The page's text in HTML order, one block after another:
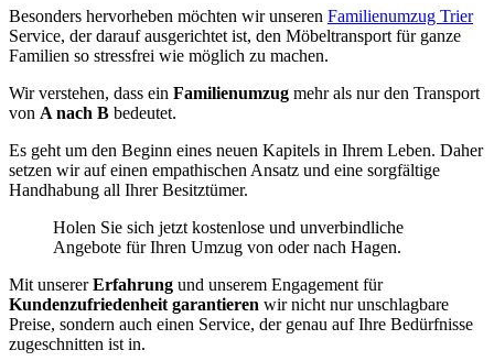
Besonders hervorheben möchten wir unseren Familienumzug Trier
Service, der darauf ausgerichtet ist, den Möbeltransport für ganze
Familien so stressfrei wie möglich zu machen.
Wir verstehen, dass ein Familienumzug mehr als nur den Transport
von A nach B bedeutet.
Es geht um den Beginn eines neuen Kapitels in Ihrem Leben. Daher
setzen wir auf einen empathischen Ansatz und eine sorgfältige
Handhabung all Ihrer Besitztümer.
Holen Sie sich jetzt kostenlose und unverbindliche
Angebote für Ihren Umzug von oder nach Hagen.
Mit unsererErfahrung und unserem Engagement für
Kundenzufriedenheit garantieren wir nicht nur unschlagbare
Preise, sondern auch einen Service, der genau auf Ihre Bedürfnisse
zugeschnitten ist in.